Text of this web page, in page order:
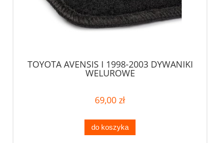
TOYOTA AVENSIS I 1998-2003 DYWANIKI
WELUROWE
69,00 zł
do koszyka